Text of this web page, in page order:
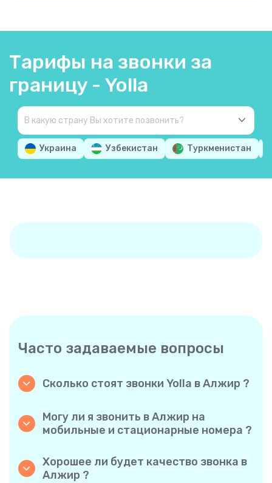
Тарифы на звонки за
границу - Yolla
Украина Узбекистан Туркменистан
Часто задаваемые вопросы
Сколько стоят звонки Yolla в Алжир ?
актуальными тарифами в приложении —
никаких скрытых комиссий, никаких
Могу ли я звонить в Алжир на
мобильные и стационарные номера ?
на мобильные, так и на стационарные
телефоны в Алжир.
Хорошее ли будет качество звонка в
Алжир ?